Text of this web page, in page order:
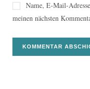
Name, E-Mail-
meinen nächsten